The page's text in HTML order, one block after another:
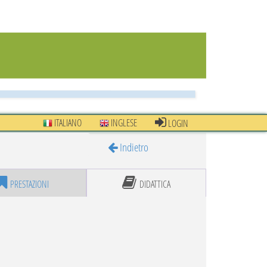
ITALIANO INGLESE
LOGIN
Indietro
PRESTAZIONI DIDATTICA